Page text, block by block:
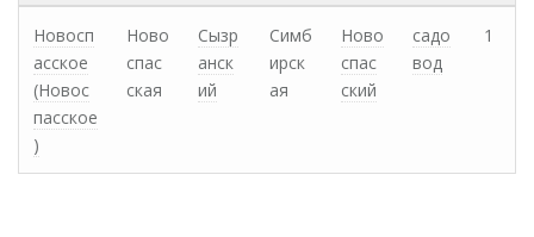
Новосп
асское
(Новос
пасское
)
Ново
спас
ская
Сызр
анск
ий
Симб
ирск
ая
Ново
спас
ский
садо
вод
1